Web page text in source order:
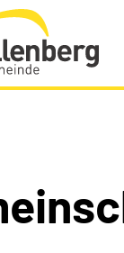
Startseite